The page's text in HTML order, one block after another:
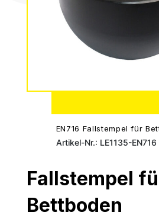
EN716 Fallstempel für
Artikel-Nr.: LE1135-EN716
Fallstempel
Bettboden